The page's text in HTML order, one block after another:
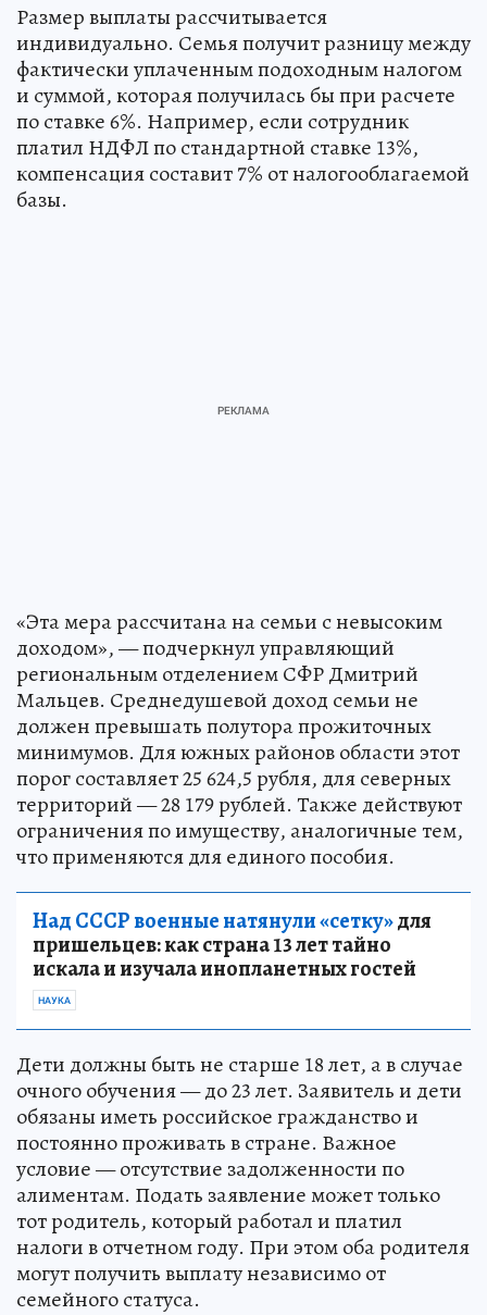
Размер выплаты рассчитывается
индивидуально. Семья получит разницу между
фактически уплаченным подоходным налогом
и суммой, которая получилась бы при расчете
по ставке 6%. Например, если сотрудник
платил НДФЛ по стандартной ставке 13%,
компенсация составит 7% от налогооблагаемой
базы.
«Эта мера рассчитана на семьи с невысоким
доходом», — подчеркнул управляющий
региональным отделением СФР Дмитрий
Мальцев. Среднедушевой доход семьи не
должен превышать полутора прожиточных
минимумов. Для южных районов области этот
порог составляет 25 624,5 рубля, для северных
территорий — 28 179 рублей. Также действуют
ограничения по имуществу, аналогичные тем,
что применяются для единого пособия.
Над СССР военные натянули «сетку»для
пришельцев: как страна 13 лет тайно
искала и изучала инопланетных гостей
НАУКА
Дети должны быть не старше 18 лет, а в случае
очного обучения — до 23 лет. Заявитель и дети
обязаны иметь российское гражданство и
постоянно проживать в стране. Важное
условие — отсутствие задолженности по
алиментам. Подать заявление может только
тот родитель, который работал и платил
налоги в отчетном году. При этом оба родителя
могут получить выплату независимо от
семейного статуса.